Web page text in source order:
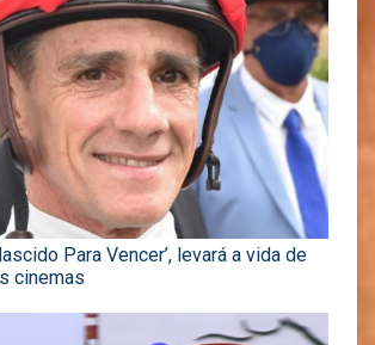
Para Vencer’, levará a vida de
cinemas